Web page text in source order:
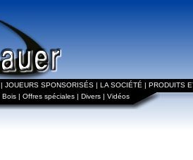
| JOUEURS SPONSORISÉS | LA SOCIÉTÉ | PRODUITS
Bois | Offres spéciales | Divers | Vidéos